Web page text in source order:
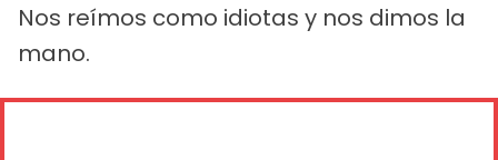
Nos reímos como idiotas y nos dimos la
mano.